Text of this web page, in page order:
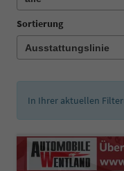
Sortierung
In Ihrer aktuellen